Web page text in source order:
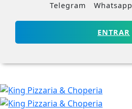
Telegram Whatsapp
ENTRAR